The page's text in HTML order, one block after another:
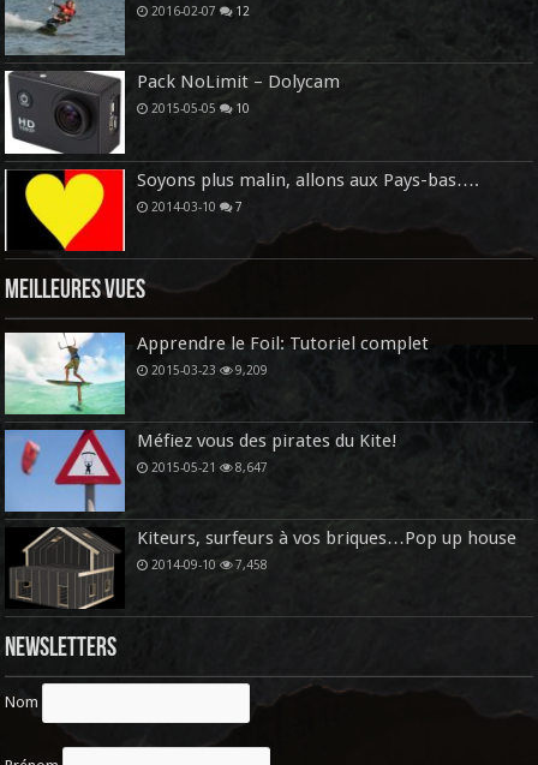
2016-02-07 12
Pack NoLimit – Dolycam
2015-05-05 10
Soyons plus malin, allons aux Pays-bas….
2014-03-10 7
Meilleures vues
Apprendre le Foil: Tutoriel complet
2015-03-23 9,209
Méfiez vous des pirates du Kite!
2015-05-21 8,647
Kiteurs, surfeurs à vos briques…Pop up house
2014-09-10 7,458
Newsletters
Nom